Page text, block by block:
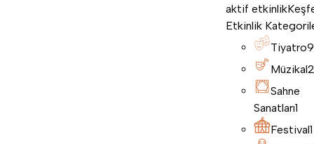
aktif etkinlik
Etkinlik
Tiyatro9
Müzikal2
Sahne
Sanatları1
Festival1